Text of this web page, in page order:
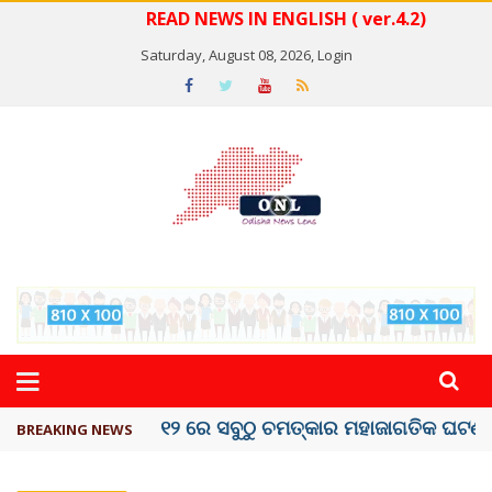
READ NEWS IN ENGLISH ( ver.4.2)
Saturday, August 08, 2026,Login
BREAKING NEWS କେରଳରେ ‘ରାଟ୍ ଫିଭର୍’ ଆତଙ୍କ, ୫୮ ମୃତ